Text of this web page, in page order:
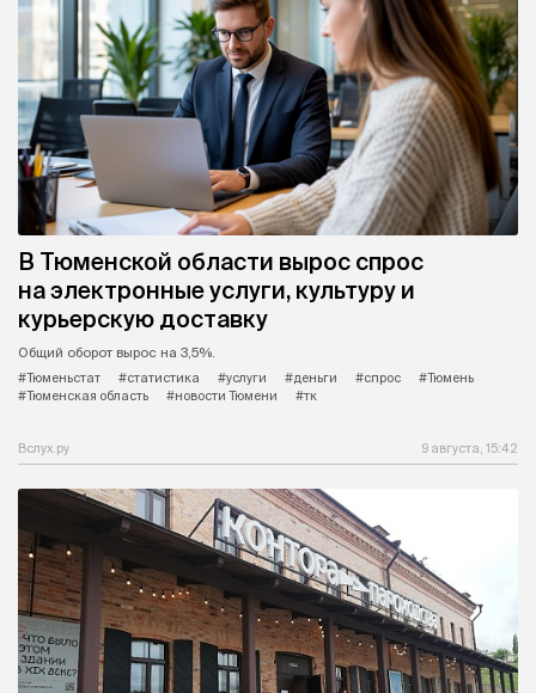
важность коротких занятий с
детьми летом
Дать детям летом полную свободу или продолжать
заниматься? Истина где-то посередине.
#логопед
#занятия #лето #родители
#обучение
#новости Тюмени
Вслух.ру 9 августа, 16:06
В Тюменской области вырос спрос
на электронные услуги, культуру и
курьерскую доставку
Общий оборот вырос на 3,5%.